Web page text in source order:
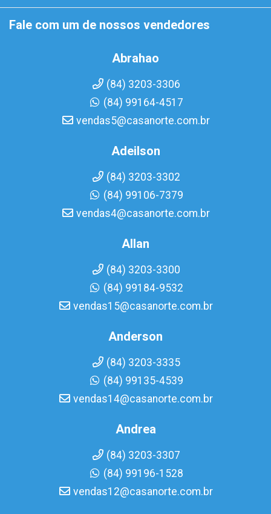
Fale com um de nossos vendedores
Abrahao
(84) 3203-3306
(84) 99164-4517
vendas5@casanorte.com.br
Adeilson
(84) 3203-3302
(84) 99106-7379
vendas4@casanorte.com.br
Allan
(84) 3203-3300
(84) 99184-9532
vendas15@casanorte.com.br
Anderson
(84) 3203-3335
(84) 99135-4539
vendas14@casanorte.com.br
Andrea
(84) 3203-3307
(84) 99196-1528
vendas12@casanorte.com.br